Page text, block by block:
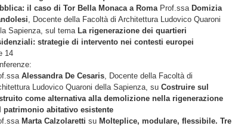
il caso di Tor Bella Monaca a RomaProf.ssa Domizia
, Docente della Facoltà di Architettura Ludovico Quaroni
Sapienza, sul tema La rigenerazione dei quartieri
strategie di intervento nei contesti europei
14
Alessandra De Cesaris, Docente della Facoltà di
Ludovico Quaroni della Sapienza, su Costruire sul
come alternativa alla demolizione nella rigenerazione
patrimonio abitativo esistente
Marta Calzolaretti su Molteplice, modulare, flessibile. Tre